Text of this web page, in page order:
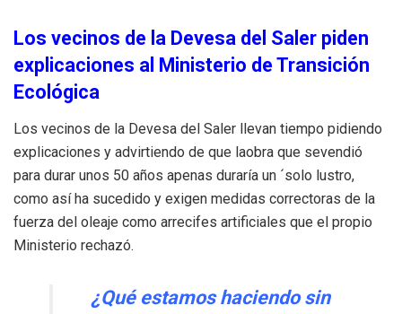
Los vecinos de la Devesa del Saler piden
explicaciones al Ministerio de Transición
Ecológica
Los vecinos de la Devesa del Saler llevan tiempo pidiendo
explicaciones y advirtiendo de que laobra que sevendió
para durar unos 50 años apenas duraría un ´solo lustro,
como así ha sucedido y exigen medidas correctoras de la
fuerza del oleaje como arrecifes artificiales que el propio
Ministerio rechazó.
¿Qué estamos haciendo sin